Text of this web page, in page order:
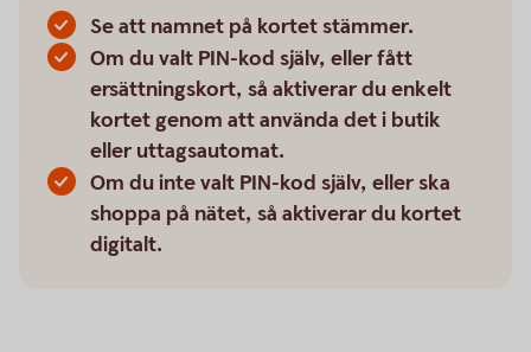
Se att namnet på kortet stämmer.
Om du valt PIN-kod själv, eller fått
ersättningskort, så aktiverar du enkelt
kortet genom att använda det i butik
eller uttagsautomat.
Om du inte valt PIN-kod själv, eller ska
shoppa på nätet, så aktiverar du kortet
digitalt.